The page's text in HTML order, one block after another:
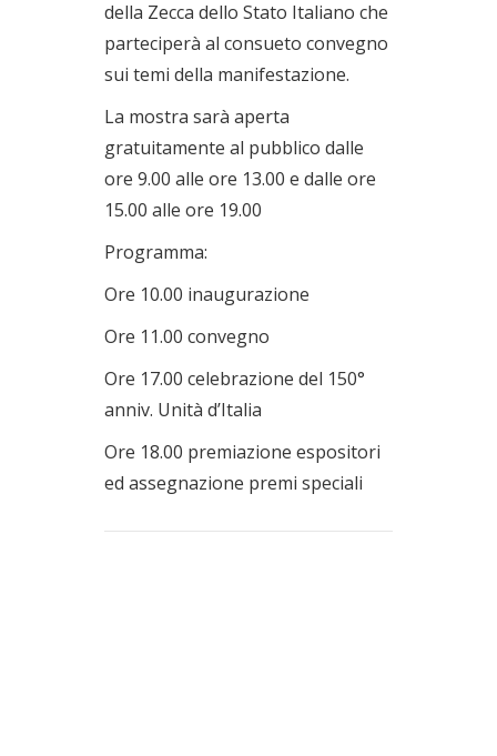
della Zecca dello Stato Italiano che
parteciperà al consueto convegno
sui temi della manifestazione.
La mostra sarà aperta
gratuitamente al pubblico dalle
ore 9.00 alle ore 13.00 e dalle ore
15.00 alle ore 19.00
Programma:
Ore 10.00 inaugurazione
Ore 11.00 convegno
Ore 17.00 celebrazione del 150°
anniv. Unità d’Italia
Ore 18.00 premiazione espositori
ed assegnazione premi speciali